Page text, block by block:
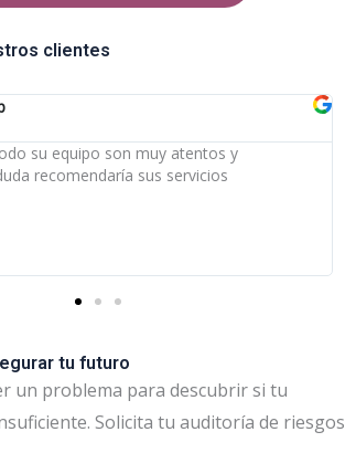
clientes
su equipo son muy atentos y
recomendaría sus servicios
tu futuro
un problema para descubrir si tu
Solicita tu auditoría de riesgos